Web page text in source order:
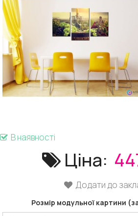
В наявності
Ціна:
Додати до
Розмір модульної картини